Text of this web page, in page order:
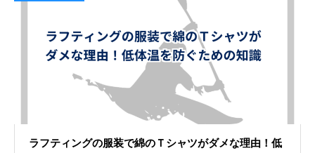
ラフティングの服装で綿のＴシャツがダメな理由！低